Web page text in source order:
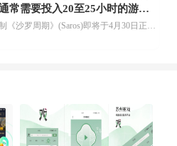
常需要投入20至25小时的游戏
科幻动作巨制《沙罗周期》(Saros)即将于4月30日正式推出，该作由Housemarque工作室精心打造，此前已有外媒评价其属于当前PS5平台年度第一梯队的佳作。...